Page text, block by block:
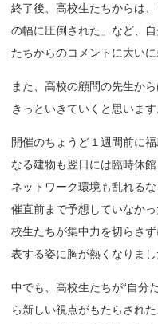
終了後、高校生たちからは
の幅に圧倒された」など、
たちからのコメントに大い
また、高校の顧問の先生から
きっといきていくと思いま
開催のちょうど１週間前に
なる建物も翌日には臨時休
ネットワーク環境も乱れる
催直前まで予想していなか
校生たちが集中力を切らさ
表する姿に胸が熱くなりまし
中でも、高校生たちが“自分
ら新しい視点がもたらされ